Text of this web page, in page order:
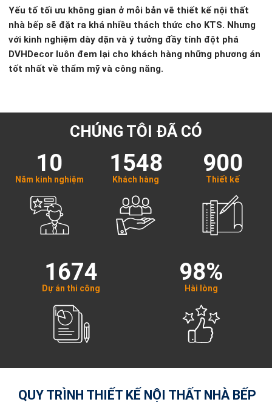
Yếu tố tối ưu không gian ở mỗi bản vẽ thiết kế nội thất
nhà bếp sẽ đặt ra khá nhiều thách thức cho KTS. Nhưng
với kinh nghiệm dày dặn và ý tưởng đầy tính đột phá
DVHDecor luôn đem lại cho khách hàng những phương án
tốt nhất về thẩm mỹ và công năng.
CHÚNG TÔI ĐÃ CÓ
10
Năm kinh nghiệm
1548
Khách hàng
900
Thiết kế
1674
Dự án thi công
98%
Hài lòng
QUY TRÌNH THIẾT KẾ NỘI THẤT NHÀ BẾP